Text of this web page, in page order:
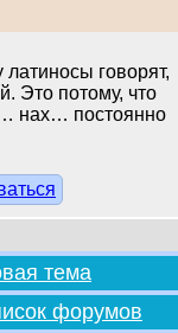
говорят,
Это потому, что
нах… постоянно
тема
форумов